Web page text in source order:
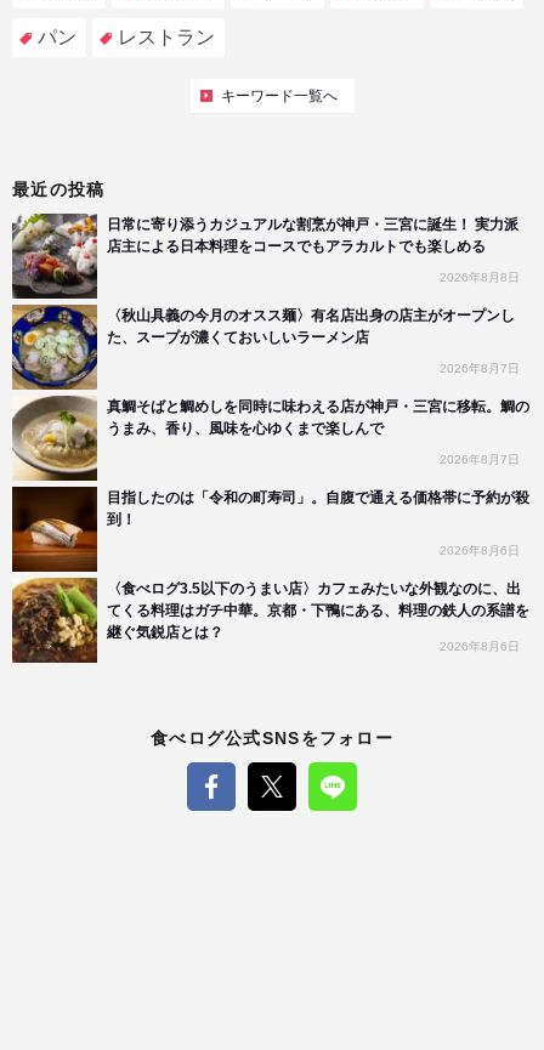
パン レストラン
キーワード一覧へ
最近の投稿
日常に寄り添うカジュアルな割烹が神戸・三宮に誕生！ 実力派
店主による日本料理をコースでもアラカルトでも楽しめる
2026年8月8日
〈秋山具義の今月のオスス麺〉有名店出身の店主がオープンし
た、スープが濃くておいしいラーメン店
2026年8月7日
真鯛そばと鯛めしを同時に味わえる店が神戸・三宮に移転。鯛の
うまみ、香り、風味を心ゆくまで楽しんで
2026年8月7日
目指したのは「令和の町寿司」。自腹で通える価格帯に予約が殺
到！
2026年8月6日
〈食べログ3.5以下のうまい店〉カフェみたいな外観なのに、出
てくる料理はガチ中華。京都・下鴨にある、料理の鉄人の系譜を
継ぐ気鋭店とは？
2026年8月6日
食べログ公式SNSをフォロー